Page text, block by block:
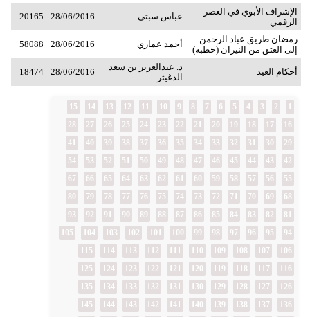
الإشراف الأبوي في العصر
الرقمي
عباس سبتي 28/06/2016
20165
رمضان طريق عباد الرحمن
إلى العتق من النيران (خطبة)
أحمد عماري 28/06/2016
58088
أحكام العيد
د. عبدالعزيز بن سعد
الدغيثر
28/06/2016
18474
2
3
4
5
6
7
8
9
12
13
14
15
16
17
18
19
20
21
22
23
24
25
26
27
28
29
30
31
32
33
34
35
36
37
38
39
40
41
42
43
44
45
46
47
48
49
50
51
52
53
54
55
56
57
58
59
60
61
62
63
64
65
66
67
68
69
70
71
72
73
74
75
76
77
78
79
80
81
82
83
84
85
86
87
88
89
90
91
92
93
94
95
96
97
98
99
102
103
104
105
106
107
108
109
112
113
114
115
116
117
118
119
120
121
122
123
124
125
126
127
128
129
130
131
132
133
134
135
136
137
138
139
140
141
142
143
144
145